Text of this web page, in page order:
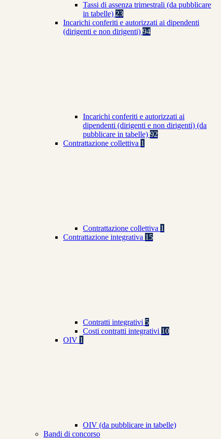
Tassi di assenza trimestrali (da pubblicare
in tabelle) 23
Incarichi conferiti e autorizzati ai dipendenti
(dirigenti e non dirigenti) 94
Incarichi conferiti e autorizzati ai
dipendenti (dirigenti e non dirigenti) (da
pubblicare in tabelle) 92
Contrattazione collettiva 1
Contrattazione collettiva 1
Contrattazione integrativa 15
Contratti integrativi 5
Costi contratti integrativi 10
OIV 1
OIV (da pubblicare in tabelle)
Bandi di concorso